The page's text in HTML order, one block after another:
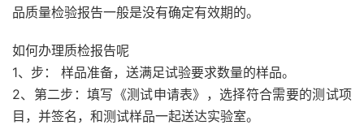
品质量检验报告一般是没有确定有效期的。
如何办理质检报告呢
1、步： 样品准备，送满足试验要求数量的样品。
2、第二步：填写《测试申请表》，选择符合需要的测试项
目，并签名，和测试样品一起送达实验室。